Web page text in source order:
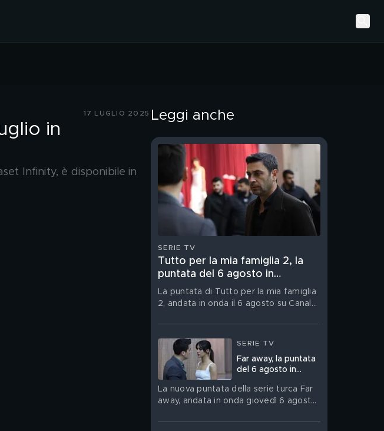
17 LUGLIO 2025
in
Infinity, è disponibile in
Leggi anche
SERIE TV
Tutto per la mia famiglia 2, la
puntata del 6 agosto in
streaming
La puntata di Tutto per la mia famiglia
2, andata in onda il 6 agosto su Canale
SERIE TV
Far away, la puntata
del 6 agosto in
La nuova puntata della serie turca Far
away, andata in onda giovedì 6 agosto,